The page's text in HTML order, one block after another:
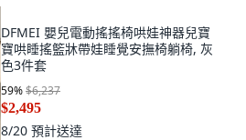
DFMEI 嬰兒電動搖搖椅哄娃神器兒寶
寶哄睡搖籃牀帶娃睡覺安撫椅躺椅, 灰
色3件套
59%$6,237
$2,495
8/20 預計送達